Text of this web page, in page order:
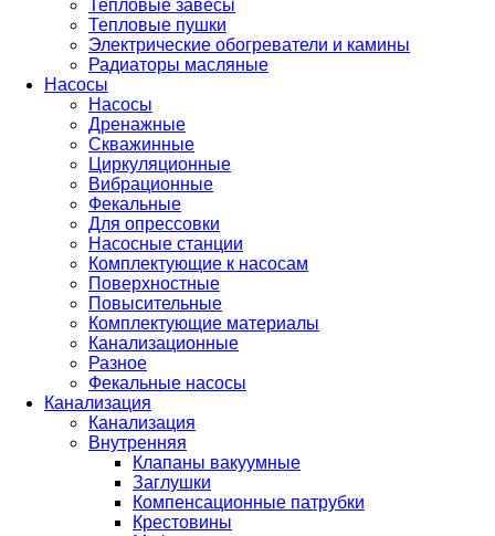
Тепловые завесы
Тепловые пушки
Электрические обогреватели и камины
Радиаторы масляные
Насосы
Насосы
Дренажные
Скважинные
Циркуляционные
Вибрационные
Фекальные
Для опрессовки
Насосные станции
Комплектующие к насосам
Поверхностные
Повысительные
Комплектующие материалы
Канализационные
Разное
Фекальные насосы
Канализация
Канализация
Внутренняя
Клапаны вакуумные
Заглушки
Компенсационные патрубки
Крестовины